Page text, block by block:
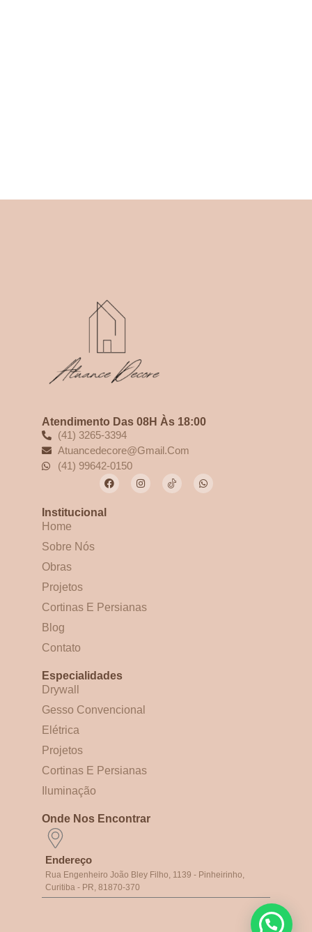
Atendimento Das 08H Às 18:00
(41) 3265-3394
Atuancedecore@gmail.com
(41) 99642-0150
Institucional
Home
Sobre Nós
Obras
Projetos
Cortinas E Persianas
Blog
Contato
Especialidades
Drywall
Gesso Convencional
Elétrica
Projetos
Cortinas E Persianas
Iluminação
Onde Nos Encontrar
Endereço
Rua Engenheiro João Bley Filho, 1139 - Pinheirinho,
Curitiba - PR, 81870-370